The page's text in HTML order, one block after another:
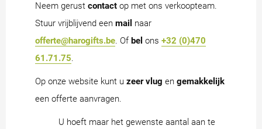
Neem gerust contact op met ons verkoopteam.
Stuur vrijblijvend een mail naar
offerte@harogifts.be. Of bel ons +32 (0)470
61.71.75.
Op onze website kunt u zeer vlug en gemakkelijk
een offerte aanvragen.
U hoeft maar het gewenste aantal aan te